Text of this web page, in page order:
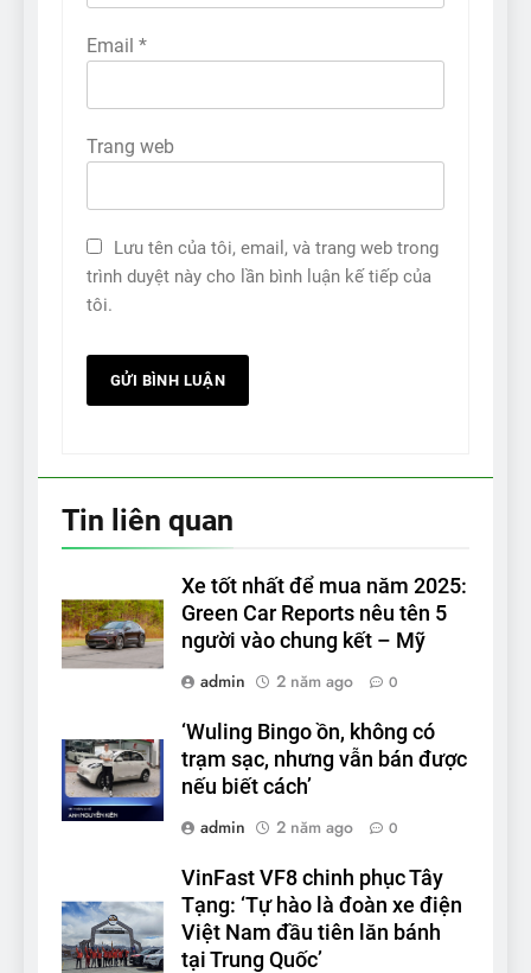
Email *
Trang web
Lưu tên của tôi, email, và trang web trong
trình duyệt này cho lần bình luận kế tiếp của
tôi.
Tin liên quan
Xe tốt nhất để mua năm 2025:
Green Car Reports nêu tên 5
người vào chung kết – Mỹ
admin
2 năm ago 0
‘Wuling Bingo ồn, không có
trạm sạc, nhưng vẫn bán được
nếu biết cách’
admin
2 năm ago 0
VinFast VF8 chinh phục Tây
Tạng: ‘Tự hào là đoàn xe điện
Việt Nam đầu tiên lăn bánh
tại Trung Quốc’